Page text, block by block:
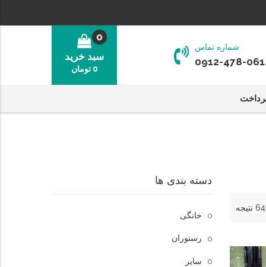
شماره تماس
0912-478- سبد خرید
0
0 تومان
دسته بندی ها
خانگی
رستوران
سایر